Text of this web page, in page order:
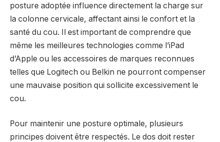
posture adoptée influence directement la charge sur
la colonne cervicale, affectant ainsi le confort et la
santé du cou. Il est important de comprendre que
même les meilleures technologies comme l’iPad
d’Apple ou les accessoires de marques reconnues
telles que Logitech ou Belkin ne pourront compenser
une mauvaise position qui sollicite excessivement le
cou.
Pour maintenir une posture optimale, plusieurs
principes doivent être respectés. Le dos doit rester